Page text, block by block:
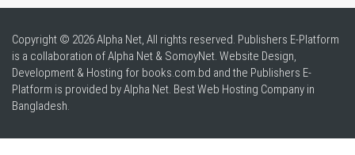
Copyright © 2026 Alpha Net, All rights reserved. Publishers E-Platform
is a collaboration of Alpha Net & SomoyNet. Website Design,
Development & Hosting for books.com.bd and the Publishers E-
Platform is provided by Alpha Net. BestWeb Hosting Company in
Bangladesh.